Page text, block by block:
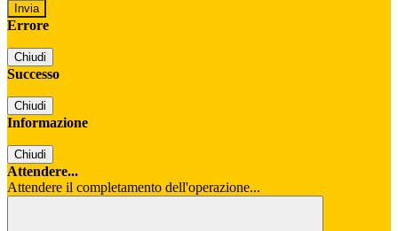
Errore
Chiudi
Successo
Chiudi
Informazione
Chiudi
Attendere...
Attendere il completamento dell'operazione...